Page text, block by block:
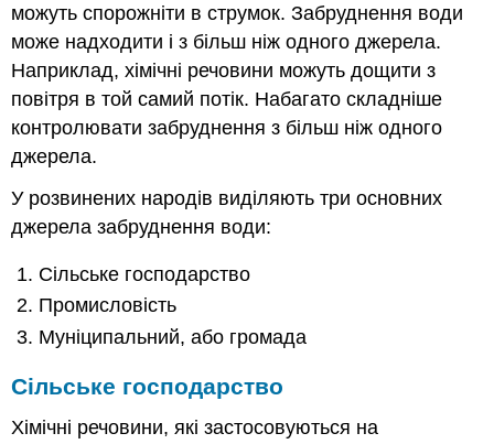
можуть спорожніти в струмок. Забруднення води
може надходити і з більш ніж одного джерела.
Наприклад, хімічні речовини можуть дощити з
повітря в той самий потік. Набагато складніше
контролювати забруднення з більш ніж одного
джерела.
У розвинених народів виділяють три основних
джерела забруднення води:
Сільське господарство
Промисловість
Муніципальний, або громада
Сільське господарство
Хімічні речовини, які застосовуються на